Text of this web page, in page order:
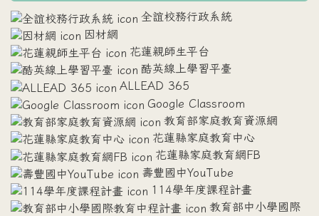
全誼校務行政系統
因材網
花蓮親師生平台
酷英線上學習平臺
ALLEAD 365
Google Classroom
教育部家庭教育資源網
花蓮縣家庭教育中心
花蓮縣家庭教育網FB
壽豐國中YouTube
114學年度課程計畫
教育部中小學國際